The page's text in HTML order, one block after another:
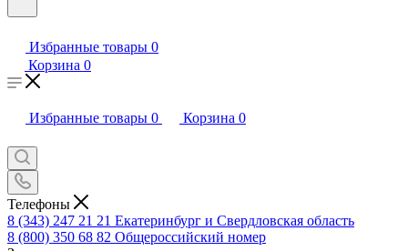
Избранные товары 0
Корзина 0
Избранные товары 0 Корзина 0
Телефоны
8 (343) 247 21 21 Екатеринбург и Свердловская область
8 (800) 350 68 82 Общероссийский номер